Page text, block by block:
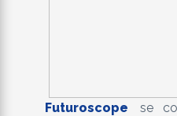
Futuroscope
se